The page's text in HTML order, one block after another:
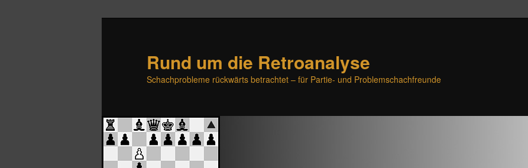
Rund um die Retroanalyse
Schachprobleme rückwärts betrachtet – für Partie- und Problemschachfreunde